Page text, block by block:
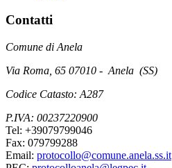
Contatti
Comune di Anela
Via Roma, 65 07010 - Anela (SS)
Codice Catasto: A287
P.IVA: 00237220900
Tel: +39079799046
Fax: 079799288
Email: protocollo@comune.anela.ss.it